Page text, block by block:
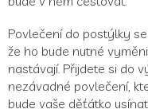
Povlečení do postýlky
že ho bude nutné
nastávají. Přijdete si do
nezávadné povlečení,
bude vaše děťátko